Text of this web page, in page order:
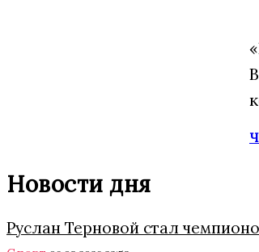
Новости дня
Руслан Терновой стал